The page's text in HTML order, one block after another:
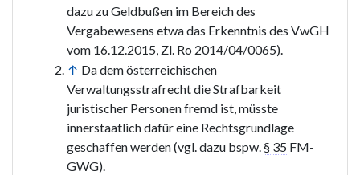
dazu zu Geldbußen im Bereich des
Vergabewesens etwa das Erkenntnis des VwGH
vom 16.12.2015, Zl. Ro 2014/04/0065).
↑ Da dem österreichischen
Verwaltungsstrafrecht die Strafbarkeit
juristischer Personen fremd ist, müsste
innerstaatlich dafür eine Rechtsgrundlage
geschaffen werden (vgl. dazu bspw.§ 35 FM-
GWG).